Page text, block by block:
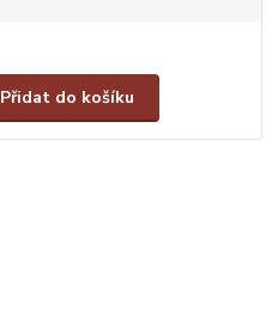
Přidat do košíku